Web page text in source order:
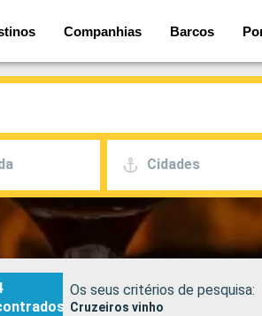
Companhias Barcos
Cidades
Os seus critérios de pesquisa:
Cruzeiros vinho